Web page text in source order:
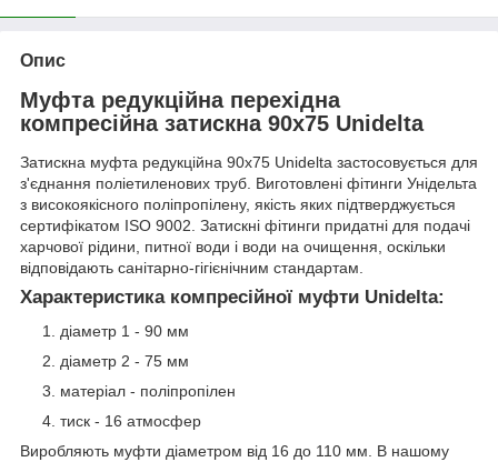
Опис
Муфта редукційна перехідна
компресійна затискна 90x75 Unidelta
Затискна муфта редукційна 90х75 Unidelta застосовується для
з'єднання поліетиленових труб. Виготовлені фітинги Унідельта
з високоякісного поліпропілену, якість яких підтверджується
сертифікатом ISO 9002. Затискні фітинги придатні для подачі
харчової рідини, питної води і води на очищення, оскільки
відповідають санітарно-гігієнічним стандартам.
Характеристика компресійної муфти Unidelta:
діаметр 1 - 90 мм
діаметр 2 - 75 мм
матеріал - поліпропілен
тиск - 16 атмосфер
Виробляють муфти діаметром від 16 до 110 мм. В нашому